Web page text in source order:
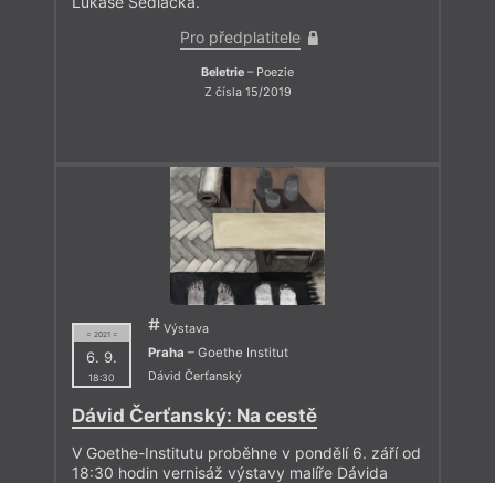
Pro předplatitele
Beletrie – Poezie
Z čísla 15/2019
= 2021 =
6. 9.
18:30
Výstava
Praha – Goethe Institut
Dávid Čerťanský
Dávid Čerťanský: Na cestě
V Goethe-Institutu proběhne v pondělí 6. září od
18:30 hodin vernisáž výstavy malíře Dávida